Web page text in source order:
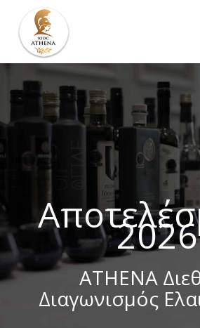
2026
ATHENA
Διαγωνισμός